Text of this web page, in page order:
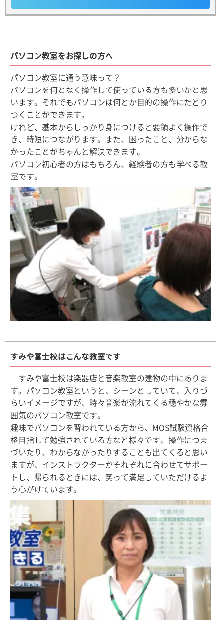
パソコン教室をお探しの方へ
パソコン教室に通う意味って？
パソコンを何となく操作して使っている方も多いかと思
います。それでもパソコンは何とか目的の操作にたどり
つくことができます。
けれど、基本からしっかり身につけると要領よく操作で
き、時短につながります。また、困ったこと、分からな
かったことがちゃんと解決できます。
パソコン初心者の方はもちろん、経験者の方も学べる教
室です。
すみや富士校はこんな教室です
すみや富士校は楽器店と音楽教室の建物の中にありま
す。パソコン教室というと、シーンとしていて、入りづ
らいイメージですが、時々音楽が流れてくる穏やかな雰
囲気のパソコン教室です。
趣味でパソコンを習われている方から、MOS試験資格合
格目指して勉強されている方など様々です。操作につま
づいたり、わからなかったりすることも出てくると思い
ますが、インストラクターがそれぞれに合わせてサポー
トし、帰られるときには、笑って満足していただけるよ
う心がけています。